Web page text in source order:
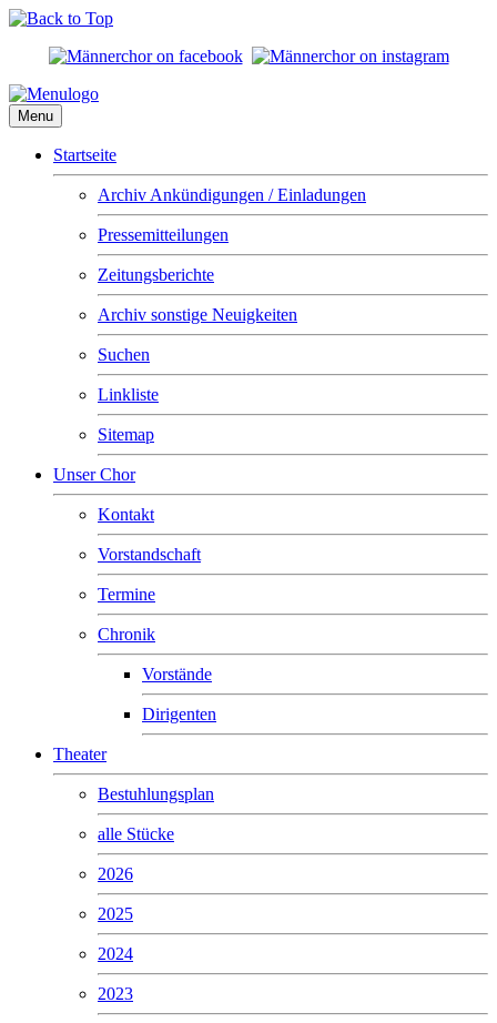
Menu
Startseite
Archiv Ankündigungen / Einladungen
Pressemitteilungen
Zeitungsberichte
Archiv sonstige Neuigkeiten
Suchen
Linkliste
Sitemap
Unser Chor
Kontakt
Vorstandschaft
Termine
Chronik
Vorstände
Dirigenten
Theater
Bestuhlungsplan
alle Stücke
2026
2025
2024
2023